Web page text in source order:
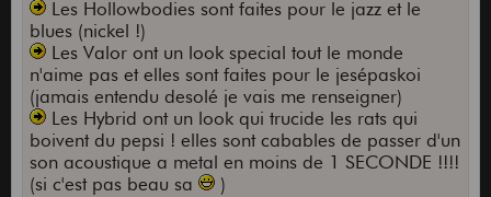
Les Hollowbodies sont faites pour le jazz et le
blues (nickel !)
Les Valor ont un look special tout le monde
n'aime pas et elles sont faites pour le jesépaskoi
(jamais entendu desolé je vais me renseigner)
Les Hybrid ont un look qui trucide les rats qui
boivent du pepsi ! elles sont cabables de passer d'un
son acoustique a metal en moins de 1 SECONDE !!!!
(si c'est pas beau sa
)